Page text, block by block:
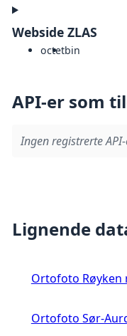
Webside ZLAS
octetbin
API-er som
Ingen registrerte
Lignende
Ortofoto Røyken
Ortofoto Sør-